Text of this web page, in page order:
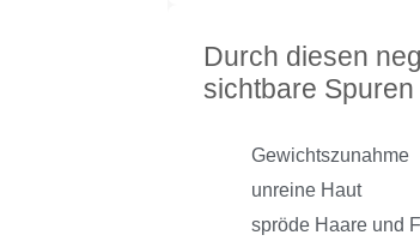
Durch diesen
sichtbare
Gewichtszunahme
unreine Haut
spröde Haare und